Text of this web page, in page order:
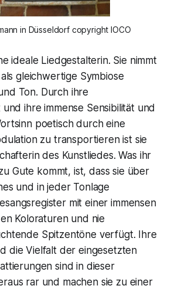
in Düsseldorf copyright IOCO
ideale Liedgestalterin. Sie nimmt
gleichwertige Symbiose
Ton. Durch ihre
ihre immense Sensibilität und
poetisch durch eine
zu transportieren ist sie
des Kunstliedes. Was ihr
Gute kommt, ist, dass sie über
und in jeder Tonlage
mit einer immensen
Koloraturen und nie
Spitzentöne verfügt. Ihre
die Vielfalt der eingesetzten
sind in dieser
rar und machen sie zu einer